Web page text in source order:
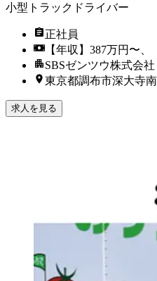
小型トラックドライバー
正社員
【年収】387万円〜
SBSゼンツウ株式会
東京都調布市深大寺
求人を見る